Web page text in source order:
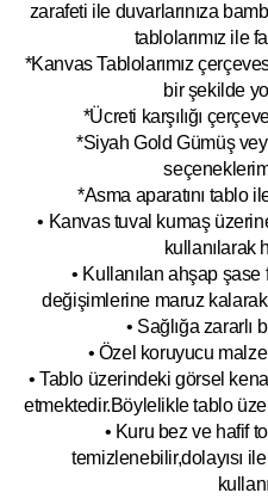
zarafeti ile duvarlarınıza
tablolarımız ile
*Kanvas Tablolarımız
bir şekilde
*Ücreti karşılığı
*Siyah Gold Gümüş
*Asma aparatını tablo
• Kanvas tuval kumaş
kullanılarak
• Kullanılan ahşap şase
değişimlerine maruz
• Sağlığa zararlı
• Özel koruyucu
• Tablo üzerindeki görsel
etmektedir.Böylelikle tablo
• Kuru bez ve hafif
temizlenebilir,dolayısı